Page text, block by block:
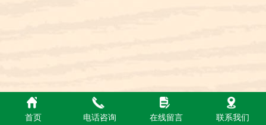
首页 电话咨询 在线留言 联系我们